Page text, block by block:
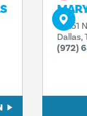
16251
Dallas,
(972)